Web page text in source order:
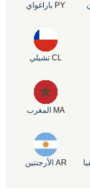
باراغواي
المغرب
الأرجنتين